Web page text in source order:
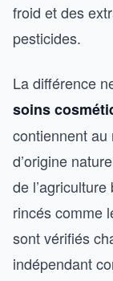
froid et des
pesticides.
La différence
soins
contiennent au
d’origine
de
rincés comme
sont vérifiés
indépendant